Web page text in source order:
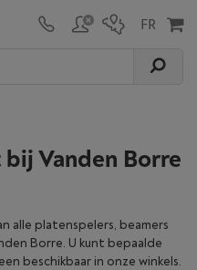
Vanden Borre
alle platenspelers, beamers
Borre. U kunt bepaalde
beschikbaar in onze winkels.